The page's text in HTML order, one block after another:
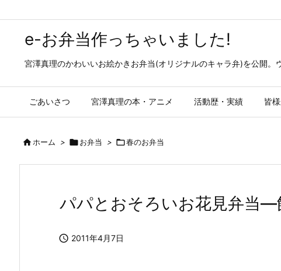
e-お弁当作っちゃいました!
宮澤真理のかわいいお絵かきお弁当(オリジナルのキャラ弁)を公開
ごあいさつ 宮澤真理の本・アニメ 活動歴・実績 皆
ホーム > お弁当 > 春のお弁当
パパとおそろいお花見弁当
 2011年4月7日